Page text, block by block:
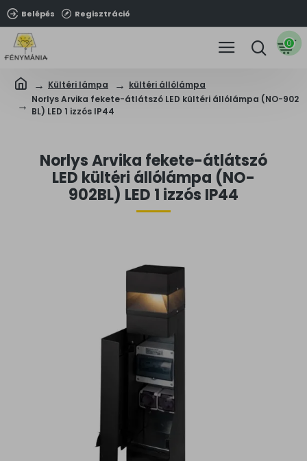
Belépés Regisztráció
0
Kültéri lámpa
kültéri állólámpa
Norlys Arvika fekete-átlátszó LED kültéri állólámpa (NO-902
BL) LED 1 izzós IP44
Norlys Arvika fekete-átlátszó
LED kültéri állólámpa (NO-
902BL) LED 1 izzós IP44